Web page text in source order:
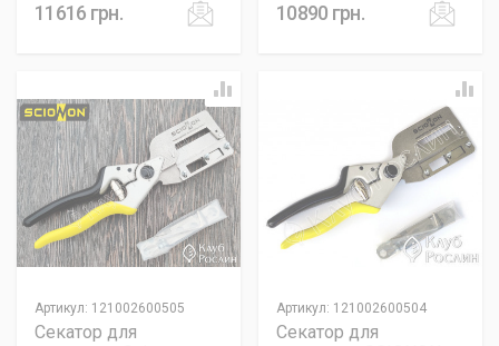
11616 грн. 10890 грн.
Артикул: 121002600505
Секатор для
Артикул: 121002600504
Секатор для